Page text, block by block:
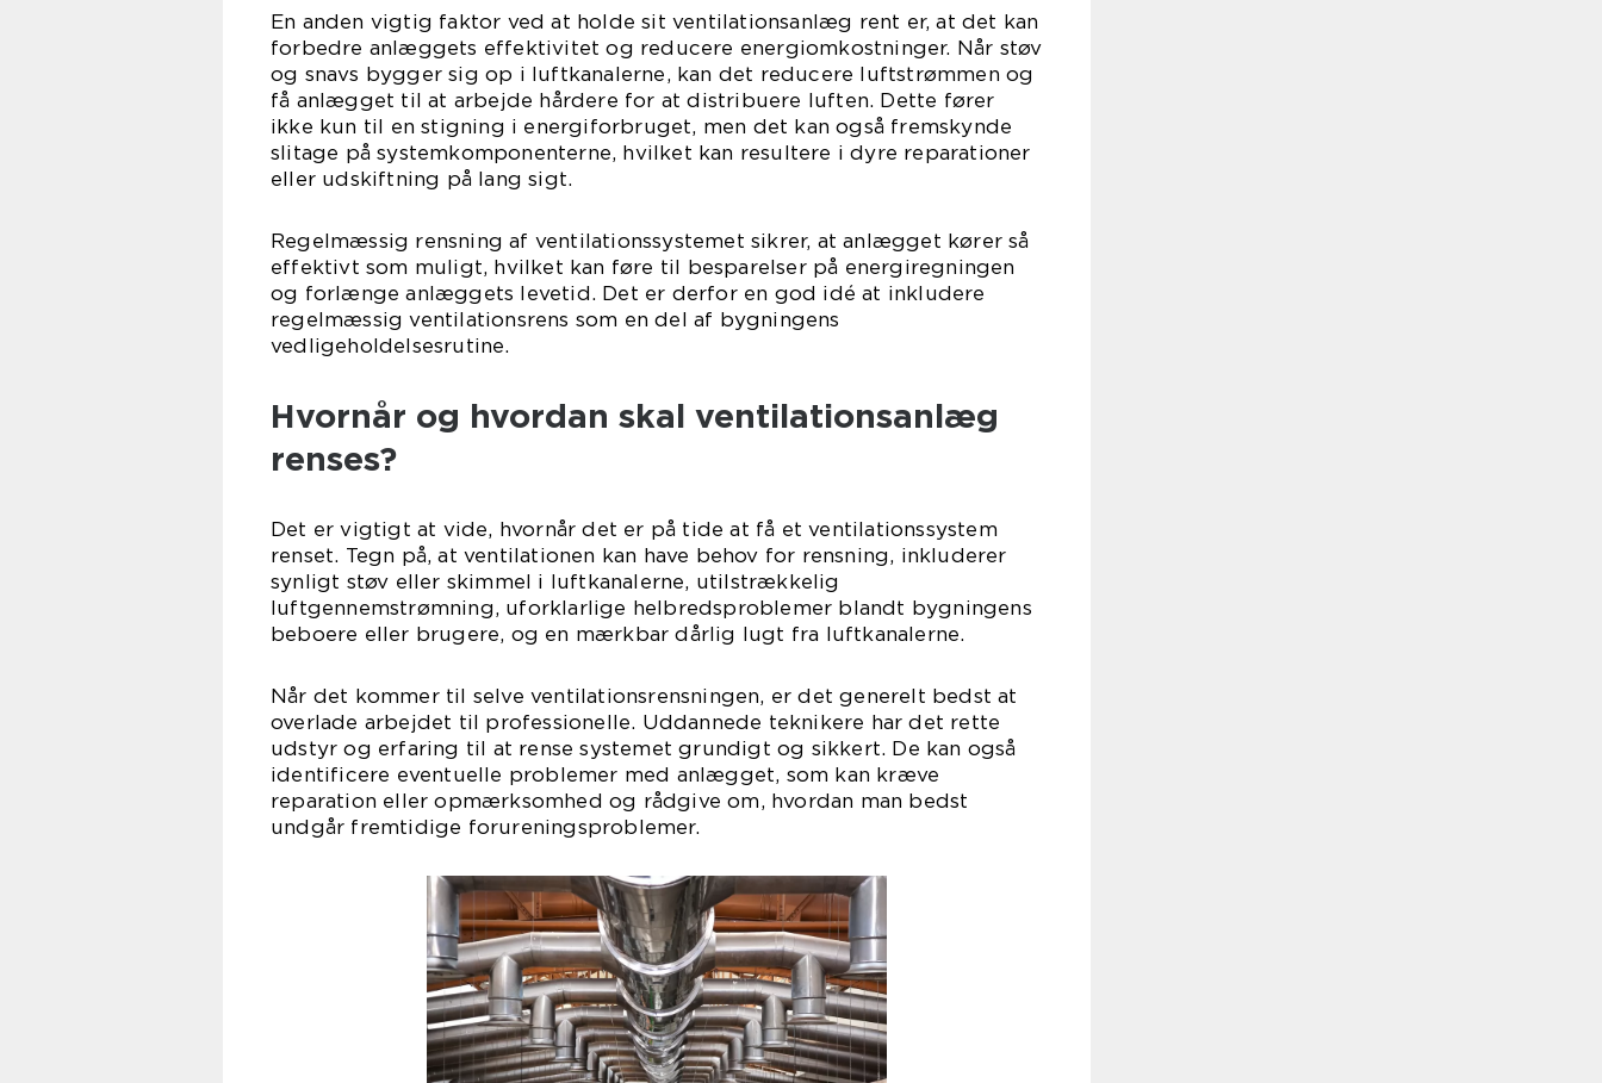
En anden vigtig faktor ved at holde sit ventilationsanlæg rent er, at det kan
forbedre anlæggets effektivitet og reducere energiomkostninger. Når støv
og snavs bygger sig op i luftkanalerne, kan det reducere luftstrømmen og
få anlægget til at arbejde hårdere for at distribuere luften. Dette fører
ikke kun til en stigning i energiforbruget, men det kan også fremskynde
slitage på systemkomponenterne, hvilket kan resultere i dyre reparationer
eller udskiftning på lang sigt.
Regelmæssig rensning af ventilationssystemet sikrer, at anlægget kører så
effektivt som muligt, hvilket kan føre til besparelser på energiregningen
og forlænge anlæggets levetid. Det er derfor en god idé at inkludere
regelmæssig ventilationsrens som en del af bygningens
vedligeholdelsesrutine.
Hvornår og hvordan skal ventilationsanlæg
renses?
Det er vigtigt at vide, hvornår det er på tide at få et ventilationssystem
renset. Tegn på, at ventilationen kan have behov for rensning, inkluderer
synligt støv eller skimmel i luftkanalerne, utilstrækkelig
luftgennemstrømning, uforklarlige helbredsproblemer blandt bygningens
beboere eller brugere, og en mærkbar dårlig lugt fra luftkanalerne.
Når det kommer til selve ventilationsrensningen, er det generelt bedst at
overlade arbejdet til professionelle. Uddannede teknikere har det rette
udstyr og erfaring til at rense systemet grundigt og sikkert. De kan også
identificere eventuelle problemer med anlægget, som kan kræve
reparation eller opmærksomhed og rådgive om, hvordan man bedst
undgår fremtidige forureningsproblemer.